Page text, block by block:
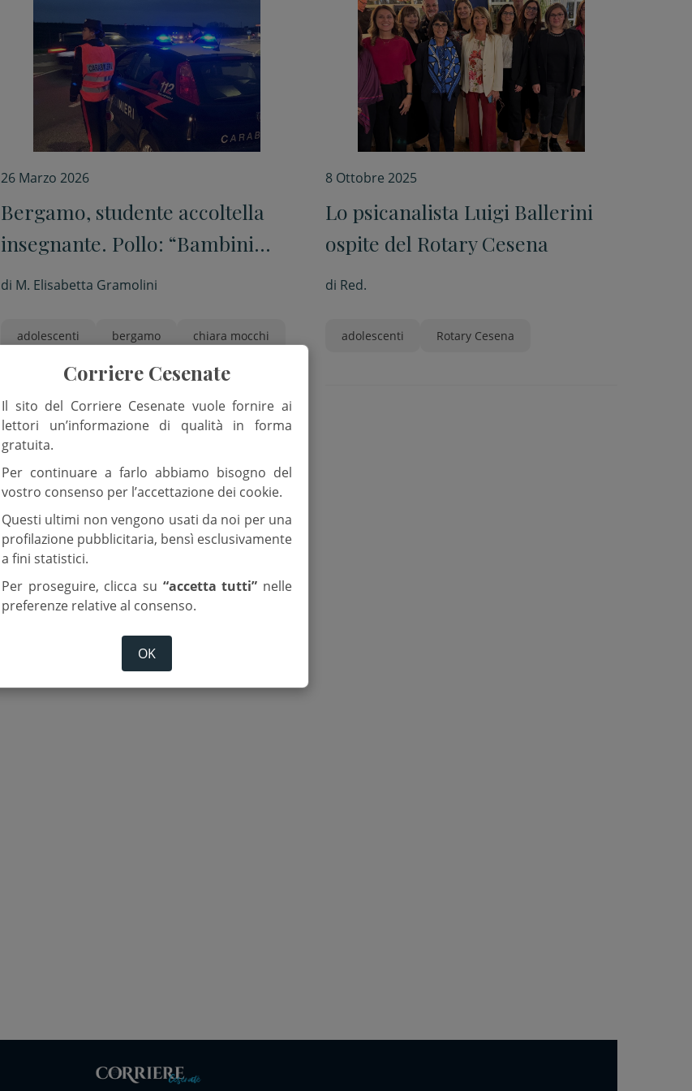
26 Marzo 2026
Bergamo, studente accoltella
insegnante. Pollo: “Bambini
adulti in miniatura, l’infanzia è
di M. Elisabetta Gramolini
adolescenti bergamo chiara mocchi
infanzia trescore balneario
8 Ottobre 2025
Lo psicanalista Luigi Ballerini
ospite del Rotary Cesena
di Red.
adolescenti Rotary Cesena
Corriere Cesenate
Il sito del Corriere Cesenate vuole fornire ai
lettori un’informazione di qualità in forma
gratuita.
Per continuare a farlo abbiamo bisogno del
vostro consenso per l’accettazione dei cookie.
Questi ultimi non vengono usati da noi per una
profilazione pubblicitaria, bensì esclusivamente
a fini statistici.
Per proseguire, clicca su “accetta tutti” nelle
preferenze relative al consenso.
OK